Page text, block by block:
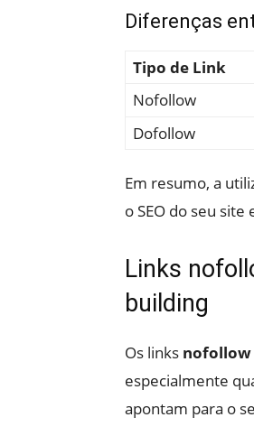
Diferenças
Tipo de Link
Nofollow
Dofollow
Em resumo, a
o SEO do seu
Links
building
Os links nofollow
especialmente
apontam para o